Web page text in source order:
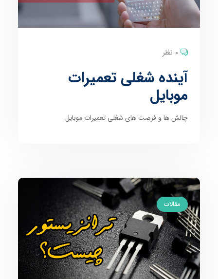
0 نظر
آینده شغلی تعمیرات
موبایل
چالش ها و فرصت های شغلی تعمیرات موبایل
مقالات